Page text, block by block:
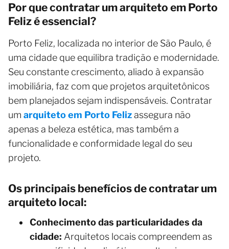
Por que contratar um arquiteto em Porto
Feliz é essencial?
Porto Feliz, localizada no interior de São Paulo, é
uma cidade que equilibra tradição e modernidade.
Seu constante crescimento, aliado à expansão
imobiliária, faz com que projetos arquitetônicos
bem planejados sejam indispensáveis. Contratar
um arquiteto em Porto Felizassegura não
apenas a beleza estética, mas também a
funcionalidade e conformidade legal do seu
projeto.
Os principais benefícios de contratar um
arquiteto local:
Conhecimento das particularidades da
cidade: Arquitetos locais compreendem as